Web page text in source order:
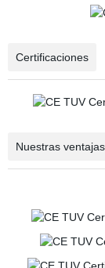
Certificaciones
Nuestras ventajas